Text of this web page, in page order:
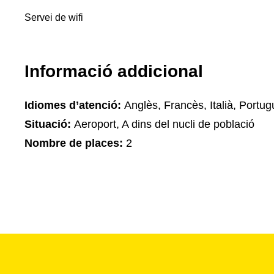
Servei de wifi
Informació addicional
Idiomes d’atenció: Anglès, Francès, Italià,
Situació: Aeroport, A dins del nucli de població
Nombre de places: 2